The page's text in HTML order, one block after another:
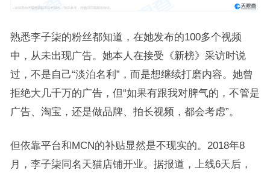
熟悉李子柒的粉丝都知道，在她发布的100多个视频
中，从未出现广告。她本人在接受《新榜》采访时说
过，不是自己“淡泊名利”，而是想继续打磨内容。她曾
拒绝大几千万的广告，但“如果有跟我对脾气的，不管是
广告、淘宝，还是做品牌、拍长视频，都会考虑”。
但依靠平台和MCN的补贴显然是不现实的。2018年8
月，李子柒同名天猫店铺开业。据报道，上线6天后，